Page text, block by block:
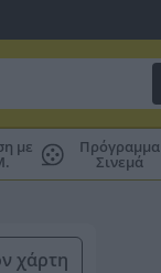
με Πρόγραμμα
Σινεμά
χάρτη